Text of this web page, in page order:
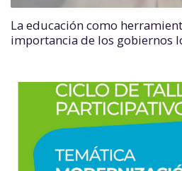
La educación como
importancia de los gobiernos